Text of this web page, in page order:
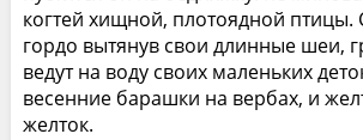
когтей хищной, плотоядной птицы.
гордо вытянув свои длинные шеи,
ведут на воду своих маленьких
весенние барашки на вербах, и
желток.